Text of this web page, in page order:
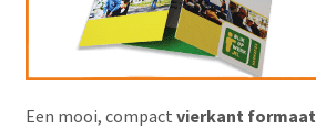
Een mooi, compact vierkant formaat